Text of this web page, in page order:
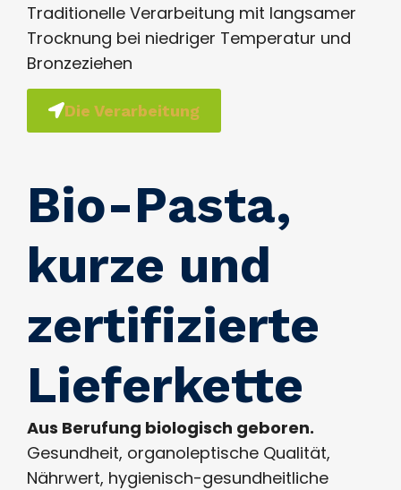
Traditionelle Verarbeitung mit langsamer
Trocknung bei niedriger Temperatur und
Bronzeziehen
Die Verarbeitung
Bio-Pasta,
kurze und
zertifizierte
Lieferkette
Aus Berufung biologisch geboren.
Gesundheit, organoleptische Qualität,
Nährwert, hygienisch-gesundheitliche